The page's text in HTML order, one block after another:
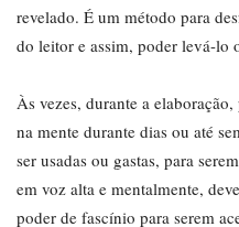
revelado. É um método para
do leitor e assim, poder levá-lo
Às vezes, durante a
na mente durante dias ou até
ser usadas ou gastas, para
em voz alta e mentalmente,
poder de fascínio para serem